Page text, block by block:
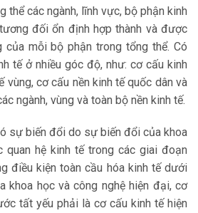
thể các ngành, lĩnh vực, bộ phận kinh
đối ổn định hợp thành và được
mỗi bộ phận trong tổng thể. Có
tế ở nhiều góc độ, như: cơ cấu kinh
vùng, cơ cấu nền kinh tế quốc dân và
ngành, vùng và toàn bộ nền kinh tế.
sự biến đổi do sự biến đổi của khoa
quan hệ kinh tế trong các giai đoạn
điều kiện toàn cầu hóa kinh tế dưới
khoa học và công nghệ hiện đại, cơ
tất yếu phải là cơ cấu kinh tế hiện